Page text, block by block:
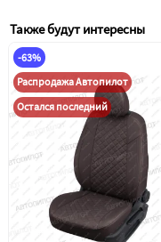
Также будут интересны
-63%
Распродажа Автопилот
Остался последний